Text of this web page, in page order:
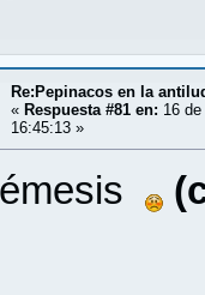
Re:Pepinacos en la
« Respuesta #81 en: 16
16:45:13 »